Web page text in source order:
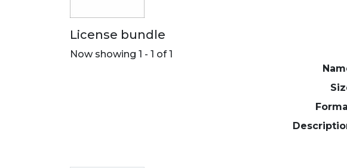
License bundle
Now showing 1 - 1 of 1